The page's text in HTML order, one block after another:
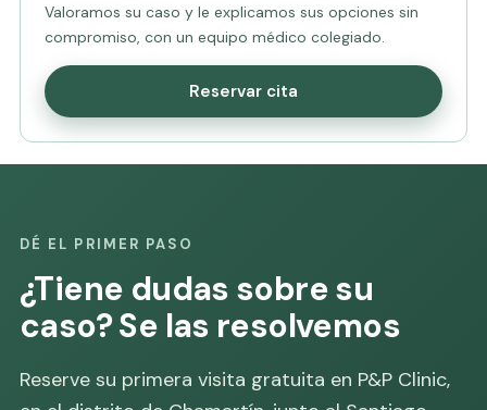
Valoramos su caso y le explicamos sus opciones sin
compromiso, con un equipo médico colegiado.
Reservar cita
DÉ EL PRIMER PASO
¿Tiene dudas sobre su
caso? Se las resolvemos
Reserve su primera visita gratuita en P&P Clinic,